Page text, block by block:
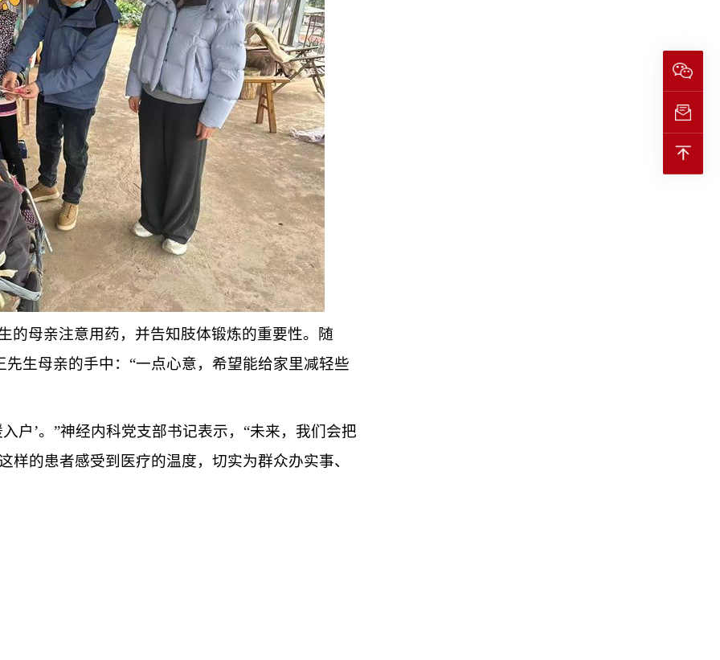
的母亲注意用药，并告知肢体锻炼的重要性。随
先生母亲的手中： “一点心意，希望能给家里减轻些
户’。”神经内科党支部书记表示，“未来，我们会把
样的患者感受到医疗的温度，切实为群众办实事、